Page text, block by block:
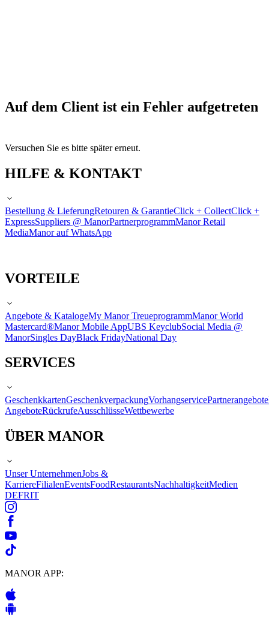
Auf dem Client ist ein Fehler aufgetreten
Versuchen Sie es bitte später erneut.
HILFE & KONTAKT
Bestellung & LieferungRetouren & GarantieClick + CollectClick +
ExpressSuppliers @ ManorPartnerprogrammManor Retail
MediaManor auf WhatsApp
VORTEILE
Angebote & KatalogeMy Manor TreueprogrammManor World
Mastercard®Manor Mobile AppUBS KeyclubSocial Media @
ManorSingles DayBlack FridayNational Day
SERVICES
GeschenkkartenGeschenkverpackungVorhangservicePartnerangebote
AngeboteRückrufeAusschlüsseWettbewerbe
ÜBER MANOR
Unser UnternehmenJobs &
KarriereFilialenEventsFoodRestaurantsNachhaltigkeitMedien
DEFRIT
MANOR APP: